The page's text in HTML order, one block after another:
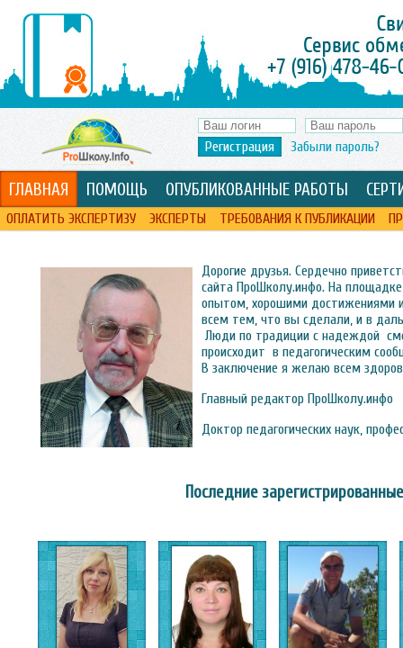
Регистрация Забыли пароль?
ГЛАВНАЯ ПОМОЩЬ ОПУБЛИКОВАННЫЕ РАБОТЫ
ОПЛАТИТЬ ЭКСПЕРТИЗУ ЭКСПЕРТЫ ТРЕБОВАНИЯ К ПУБЛИКАЦИИ
Дорогие друзья. Сердечно
сайта ПроШколу.инфо. На
опытом, хорошими достижениями
всем тем, что вы сделали, и в
Люди по традиции с надеждой
происходит в педагогическим
В заключение я желаю всем
Главный редактор ПроШколу.инфо
Доктор педагогических наук,
Последние